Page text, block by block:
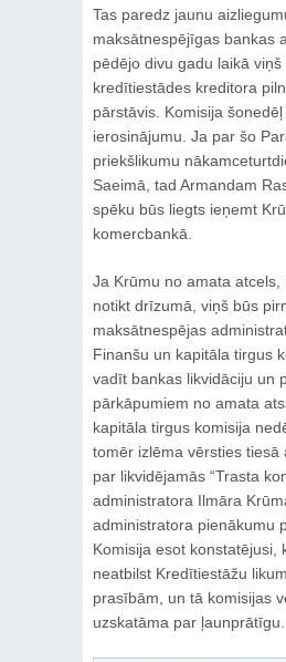
Tas paredz jaunu
maksātnespējīgas bankas
pēdējo divu gadu laikā viņš
kredītiestādes kreditora
pārstāvis. Komisija
ierosinājumu. Ja par šo
priekšlikumu
Saeimā, tad Armandam
spēku būs liegts ieņemt
komercbankā.
Ja Krūmu no amata atcels,
notikt drīzumā, viņš būs
maksātnespējas
Finanšu un kapitāla tirgus
vadīt bankas likvidāciju un
pārkāpumiem no amata
kapitāla tirgus komisija
tomēr izlēma vērsties tiesā
par likvidējamās “Trasta
administratora Ilmāra
administratora pienākumu
Komisija esot konstatējusi,
neatbilst Kredītiestāžu
prasībām, un tā komisijas
uzskatāma par ļaunprātīgu.